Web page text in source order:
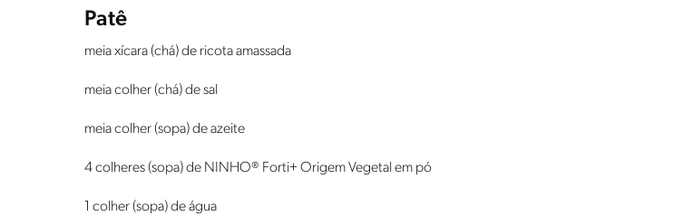
Patê
meia xícara (chá) de ricota amassada
meia colher (chá) de sal
meia colher (sopa) de azeite
4 colheres (sopa) de NINHO® Forti+ Origem Vegetal em pó
1 colher (sopa) de água